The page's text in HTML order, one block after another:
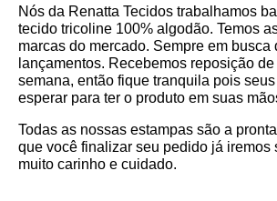
Nós da Renatta Tecidos trabalhamos
tecido tricoline 100% algodão. Temos
marcas do mercado. Sempre em busca
lançamentos. Recebemos reposição
semana, então fique tranquila pois
esperar para ter o produto em suas
Todas as nossas estampas são a
que você finalizar seu pedido já iremos
muito carinho e cuidado.